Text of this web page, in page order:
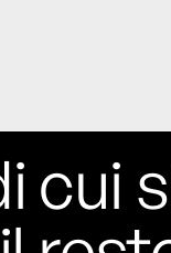
cui